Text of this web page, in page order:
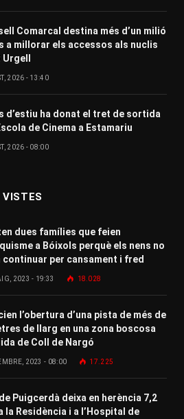
Comarcal destina més d’un milió
a millorar els accessos als nuclis
2026 - 13:40
d’estiu ha donat el tret de sortida
de Cinema a Estamariu
2026 - 08:00
VISTES
dues famílies que feien
a Bóixols perquè els nens no
continuar per cansament i fred
2023 - 19:33 18.028
l’obertura d’una pista de més de
de llarg en una zona boscosa
de Coll de Nargó
2023 - 08:00 17.225
Puigcerdà deixa en herència 7,2
la Residència i a l’Hospital de